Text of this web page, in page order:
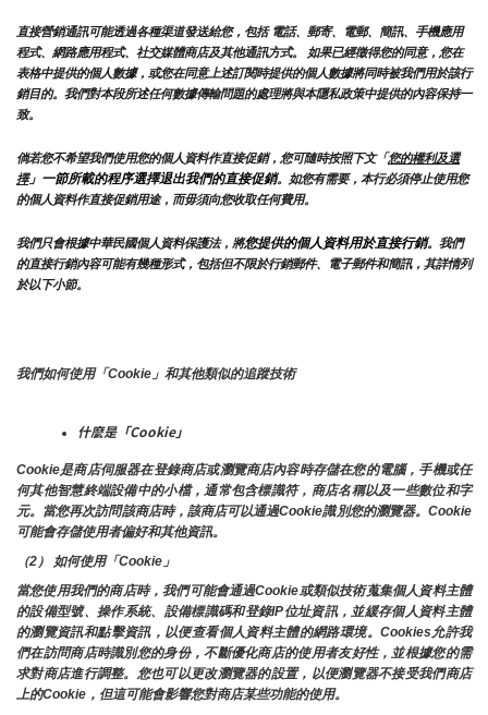
直接營銷通訊可能透過各種渠道發送給您，包括 電話、郵寄、電郵、簡訊、手機應用
程式、網路應用程式、社交媒體商店及其他通訊方式。 如果已經徵得您的同意，您在
表格中提供的個人數據，或您在同意上述訂閱時提供的個人數據將同時被我們用於該行
銷目的。我們對本段所述任何數據傳輸問題的處理將與本隱私政策中提供的內容保持一
致。
倘若您不希望我們使用您的個人資料作直接促銷，您可隨時按照下文「您的權利及選
擇」一節所載的程序選擇退出我們的直接促銷。如您有需要，本行必須停止使用您
的個人資料作直接促銷用途，而毋須向您收取任何費用。
我們只會根據中華民國個人資料保護法，將您提供的個人資料用於直接行銷。我們
的直接行銷內容可能有幾種形式，包括但不限於行銷郵件、電子郵件和簡訊，其詳情列
於以下小節。
我們如何使用「Cookie」和其他類似的追蹤技術
什麼是「Cookie」
Cookie是商店伺服器在登錄商店或瀏覽商店內容時存儲在您的電腦，手機或任
何其他智慧終端設備中的小檔，通常包含標識符，商店名稱以及一些數位和字
元。當您再次訪問該商店時，該商店可以通過Cookie識別您的瀏覽器。Cookie
可能會存儲使用者偏好和其他資訊。
（2） 如何使用「Cookie」
當您使用我們的商店時，我們可能會通過Cookie或類似技術蒐集個人資料主體
的設備型號、操作系統、設備標識碼和登錄IP位址資訊，並緩存個人資料主體
的瀏覽資訊和點擊資訊，以便查看個人資料主體的網路環境。Cookies允許我
們在訪問商店時識別您的身份，不斷優化商店的使用者友好性，並根據您的需
求對商店進行調整。您也可以更改瀏覽器的設置，以便瀏覽器不接受我們商店
上的Cookie，但這可能會影響您對商店某些功能的使用。